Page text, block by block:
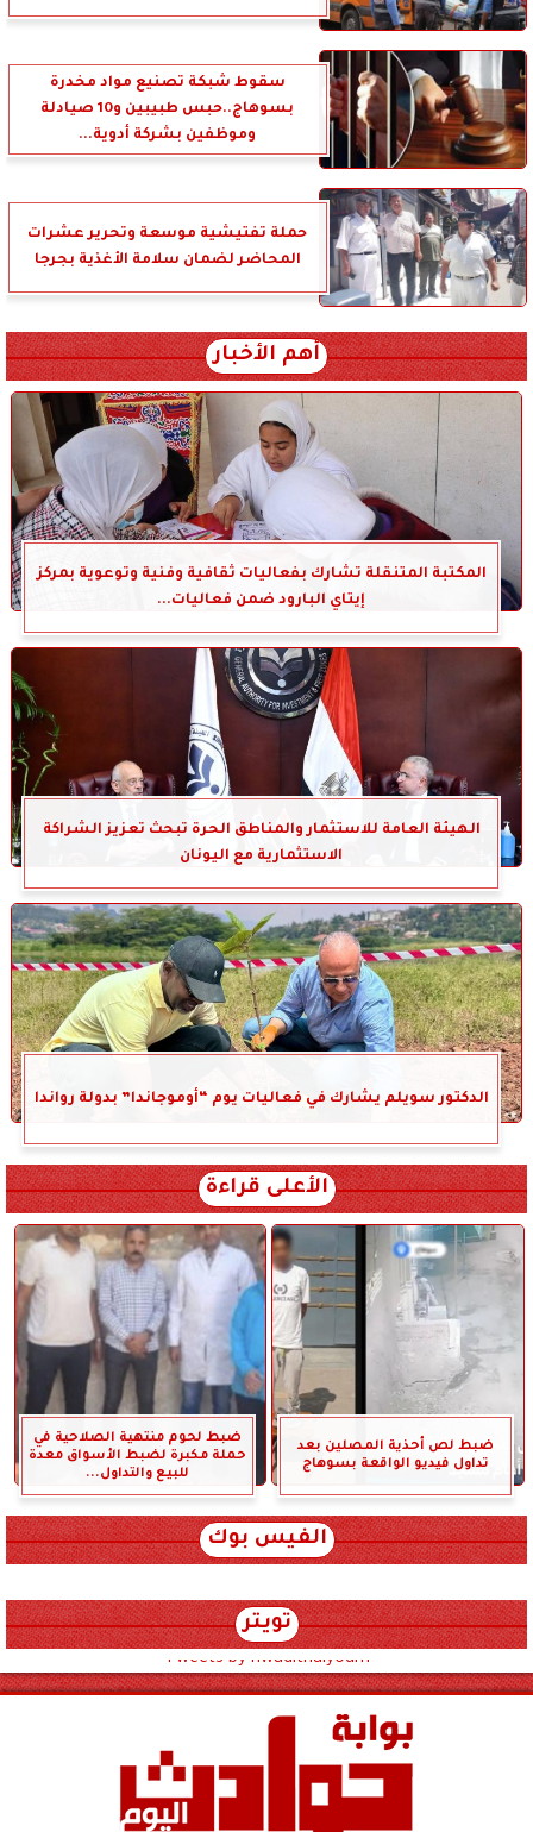
سقوط شبكة تصنيع مواد مخدرة
بسوهاج..حبس طبيبين و10 صيادلة
وموظفين بشركة أدوية...
حملة تفتيشية موسعة وتحرير عشرات
المحاضر لضمان سلامة الأغذية بجرجا
أهم الأخبار
المكتبة المتنقلة تشارك بفعاليات ثقافية وفنية وتوعوية بمركز
إيتاي البارود ضمن فعاليات...
الهيئة العامة للاستثمار والمناطق الحرة تبحث تعزيز الشراكة
الاستثمارية مع اليونان
الدكتور سويلم يشارك في فعاليات يوم “أوموجاندا” بدولة رواندا
الأعلى قراءة
ضبط لص أحذية المصلين بعد
تداول فيديو الواقعة بسوهاج
ضبط لحوم منتهية الصلاحية في
حملة مكبرة لضبط الأسواق معدة
للبيع والتداول...
الفيس بوك
تويتر
Tweets by hwadithalyoum